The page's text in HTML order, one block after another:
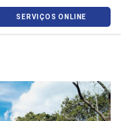
SERVIÇOS ONLINE